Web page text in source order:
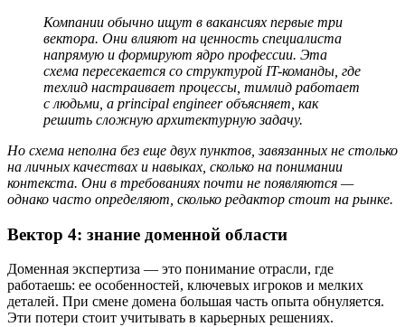
Компании обычно ищут в вакансиях первые три
вектора. Они влияют на ценность специалиста
напрямую и формируют ядро профессии. Эта
схема пересекается со структурой IT-команды, где
техлид настраивает процессы, тимлид работает
с людьми, а principal engineer объясняет, как
решить сложную архитектурную задачу.
Но схема неполна без еще двух пунктов, завязанных не столько
на личных качествах и навыках, сколько на понимании
контекста. Они в требованиях почти не появляются —
однако часто определяют, сколько редактор стоит на рынке.
Вектор 4: знание доменной области
Доменная экспертиза — это понимание отрасли, где
работаешь: ее особенностей, ключевых игроков и мелких
деталей. При смене домена большая часть опыта обнуляется.
Эти потери стоит учитывать в карьерных решениях.